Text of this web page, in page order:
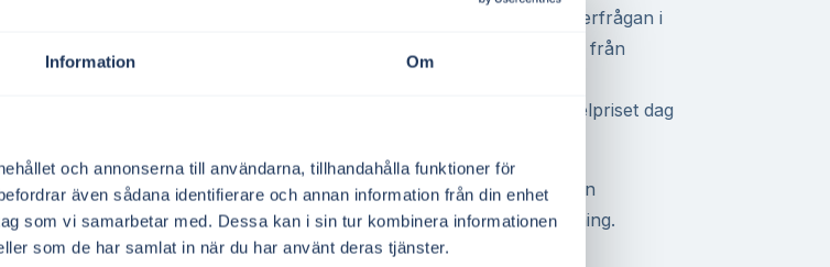
Information Om
och annonserna till användarna, tillhandahålla funktioner för
även sådana identifierare och annan information från din enhet
som vi samarbetar med. Dessa kan i sin tur kombinera informationen
som de har samlat in när du har använt deras tjänster.
när
i SE2
Spotpriset i elområde SE2 sätts baserat på utbud och efterfrågan i
hela regionen. Det påverkas bland annat av elproduktion från
överföringskapacitet mellan elområden. Genom att följa elpriset dag
Vill du se vilka elavtal som passar bäst i Bräcke?Gör en
kostnadsfri jämförelse på bara en minut – helt utan bindning.